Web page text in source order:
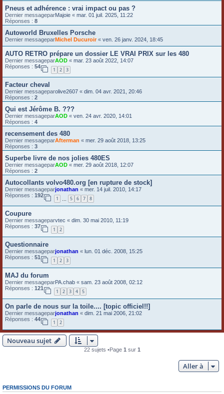
Pneus et adhérence : vrai impact ou pas ?
Dernier messageparMajoie « mar. 01 juil. 2025, 11:22
Réponses : 8
Autoworld Bruxelles Porsche
Dernier messageparMichel Ducuroir« ven. 26 janv. 2024, 18:45
AUTO RETRO prépare un dossier LE VRAI PRIX sur les 480
Dernier messageparAOD « mar. 23 août 2022, 14:07
Réponses : 54
1 2 3
Facteur cheval
Dernier messageparolive2607 « dim. 04 avr. 2021, 20:46
Réponses : 2
Qui est Jérôme B. ???
Dernier messageparAOD « ven. 24 avr. 2020, 14:01
Réponses : 4
recensement des 480
Dernier messageparAfterman « mer. 29 août 2018, 13:25
Réponses : 3
Superbe livre de nos jolies 480ES
Dernier messageparAOD « mer. 29 août 2018, 12:07
Réponses : 2
Autocollants volvo480.org [en rupture de stock]
Dernier messageparjonathan « mer. 14 juil. 2010, 14:17
Réponses : 192
1 5 6 7 8
Coupure
Dernier messageparvtec « dim. 30 mai 2010, 11:19
Réponses : 37
1 2
Questionnaire
Dernier messageparjonathan « lun. 01 déc. 2008, 15:25
Réponses : 51
1 2 3
MAJ du forum
Dernier messageparPA.chab « sam. 23 août 2008, 02:12
Réponses : 121
1 2 3 4 5
On parle de nous sur la toile.... [topic officiel!!]
Dernier messageparjonathan « dim. 21 mai 2006, 21:02
Réponses : 44
1 2
Nouveau sujet
22 sujets •Page 1 sur 1
Aller à
PERMISSIONS DU FORUM